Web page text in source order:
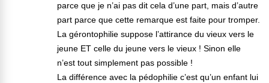
parce que je n’ai pas dit cela d’une part, mais d’autre
part parce que cette remarque est faite pour tromper.
La gérontophilie suppose l’attirance du vieux vers le
jeune ET celle du jeune vers le vieux ! Sinon elle
n’est tout simplement pas possible !
La différence avec la pédophilie c’est qu’un enfant lui